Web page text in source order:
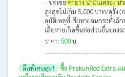
- ชดเชย ค่ายาง น้ำมันเครื่อง
สูงสุดไม่เกิน 5,000 บาท/ครั้ง
อุบัติเหตุที่เสียหายจนกระทั่งฉีก
เสียหายเกิดขึ้นต่อส่วนอื่นของร
ราคา: 500บ.
ดีลพิเศษสุด!
ซื้อ PrakunRod Extra แ